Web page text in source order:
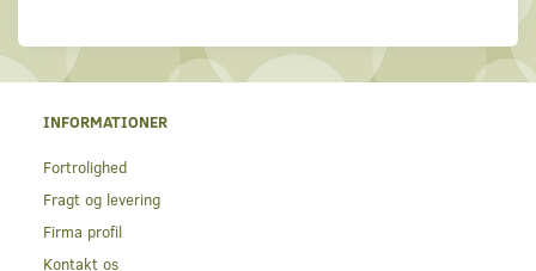
INFORMATIONER
Fortrolighed
Fragt og levering
Firma profil
Kontakt os